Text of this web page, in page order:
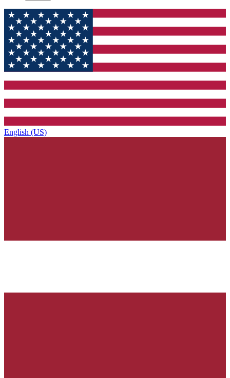
English (US)